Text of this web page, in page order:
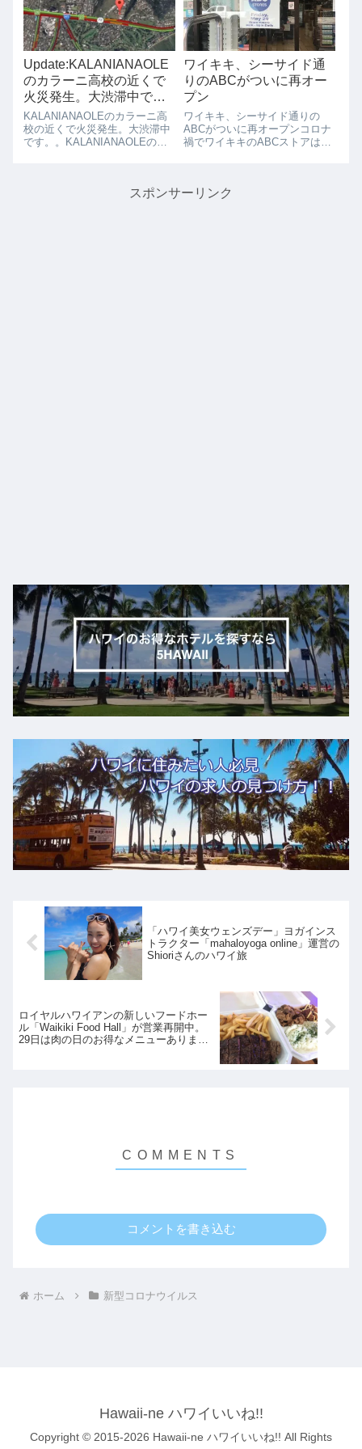
した。現在では、逆に、アメリ
カ本土からホノル...
日の営業時間が短縮されたり、
完全閉...
Update:KALANIANAOLE
のカラーニ高校の近くで
火災発生。大渋滞中で
す。
KALANIANAOLEのカラーニ高
校の近くで火災発生。大渋滞中
です。。KALANIANAOLEのカ
からカハラモールへはほとんど
ワイキキ、シーサイド通
りのABCがついに再オー
プン
ワイキキ、シーサイド通りの
ABCがついに再オープンコロナ
禍でワイキキのABCストアは閉
ワイキキでは、シーサイドアベ
スポンサーリンク
「ハワイ美女ウェンズデー」ヨガインス
トラクター「mahaloyoga online」運営の
Shioriさんのハワイ旅
ロイヤルハワイアンの新しいフードホー
ル「Waikiki Food Hall」が営業再開中。
29日は肉の日のお得なメニューありま
コメントを書き込む
ホーム 新型コロナウイルス
Hawaii-ne ハワイいいね!!
Copyright © 2015-2026 Hawaii-ne ハワイいいね!! All Rights